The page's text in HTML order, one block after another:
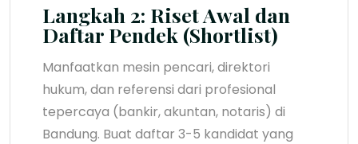
Langkah 2: Riset Awal dan
Daftar Pendek (Shortlist)
Manfaatkan mesin pencari, direktori
hukum, dan referensi dari profesional
tepercaya (bankir, akuntan, notaris) di
Bandung. Buat daftar 3-5 kandidat yang